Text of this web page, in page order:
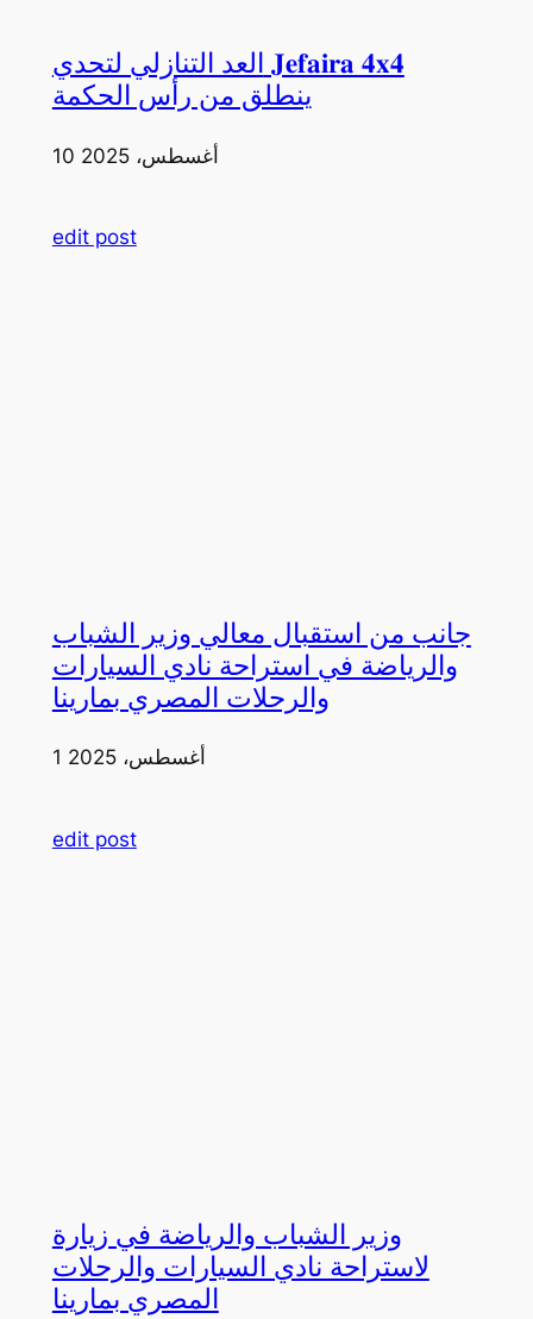
العد التنازلي لتحدي 𝐉𝐞𝐟𝐚𝐢𝐫𝐚 𝟒𝐱𝟒
ينطلق من رأس الحكمة
10 أغسطس، 2025
edit post
جانب من استقبال معالي وزير الشباب
والرياضة في استراحة نادي السيارات
والرحلات المصري بمارينا
1 أغسطس، 2025
edit post
وزير الشباب والرياضة في زيارة
لاستراحة نادي السيارات والرحلات
المصري بمارينا